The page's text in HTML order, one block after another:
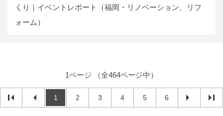
くり｜イベントレポート（福岡・リノベーション、リフ
ォーム）
1ページ （全464ページ中）
1 2 3 4 5 6